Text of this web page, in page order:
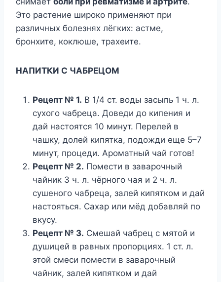
Это растение широко применяют при
различных болезнях лёгких: астме,
бронхите, коклюше, трахеите.
НАПИТКИ С ЧАБРЕЦОМ
Рецепт № 1. В 1/4 ст. воды засыпь 1 ч. л.
сухого чабреца. Доведи до кипения и
дай настоятся 10 минут. Перелей в
чашку, долей кипятка, подожди еще 5–7
минут, процеди. Ароматный чай готов!
Рецепт № 2. Помести в заварочный
чайник 3 ч. л. чёрного чая и 2 ч. л.
сушеного чабреца, залей кипятком и дай
настояться. Сахар или мёд добавляй по
вкусу.
Рецепт № 3. Смешай чабрец с мятой и
душицей в равных пропорциях. 1 ст. л.
этой смеси помести в заварочный
чайник, залей кипятком и дай